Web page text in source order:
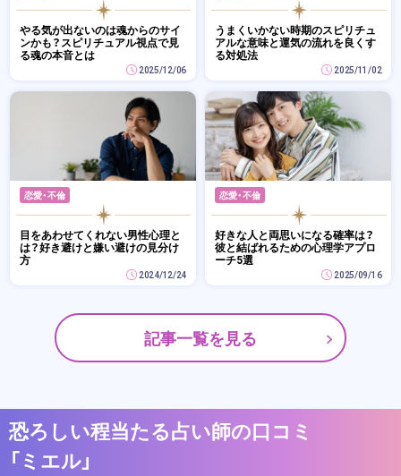
やる気が出ないのは魂からのサイ
ンかも？スピリチュアル視点で見
る魂の本音とは
2025/12/06
うまくいかない時期のスピリチュ
アルな意味と運気の流れを良くす
る対処法
2025/11/02
恋愛・不倫
目をあわせてくれない男性心理と
は？好き避けと嫌い避けの見分け
方
2024/12/24
恋愛・不倫
好きな人と両思いになる確率は？
彼と結ばれるための心理学アプロ
ーチ5選
2025/09/16
記事一覧を見る
恐ろしい程当たる占い師の口コミ
「ミエル」